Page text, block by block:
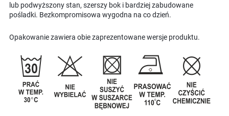
lub podwyższony stan, szerszy bok i bardziej zabudowane
pośladki. Bezkompromisowa wygodna na co dzień.
Opakowanie zawiera obie zaprezentowane wersje produktu.